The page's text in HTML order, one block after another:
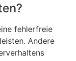
fehlerfreie
Andere